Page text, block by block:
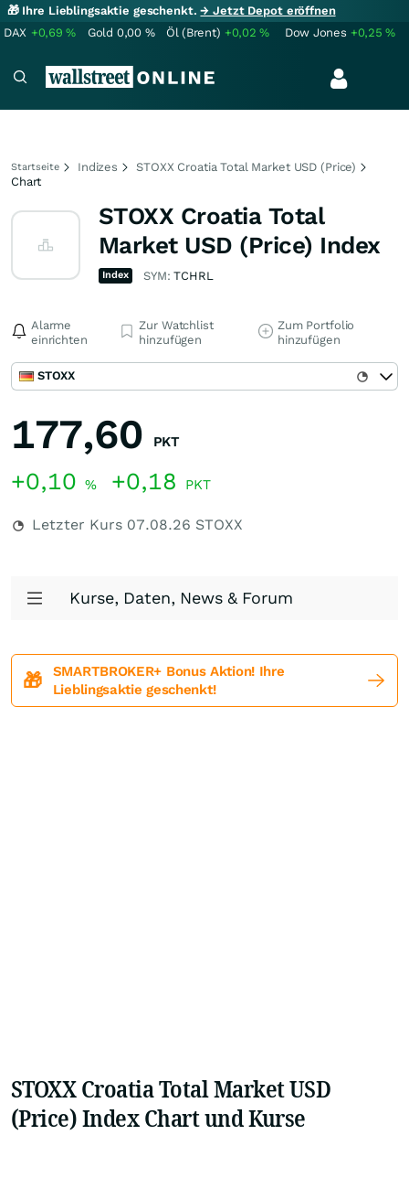
🎁 Ihre Lieblingsaktie geschenkt.→ Jetzt Depot eröffnen
DAX +0,69% Gold 0,00 % Öl (Brent) +0,02% Dow Jones +0,25%
Startseite Indizes
STOXX Croatia Total Market USD (Price)
Chart
STOXX Croatia Total
Market USD (Price) Index
Index SYM:TCHRL
Alarme
einrichten
Zur Watchlist
hinzufügen
Zum Portfolio
hinzufügen
STOXX
177,60 PKT
+0,10 % +0,18 PKT
Letzter Kurs 07.08.26 STOXX
Kurse, Daten, News & Forum
🎁
SMARTBROKER+ Bonus Aktion! Ihre
Lieblingsaktie geschenkt!
STOXX Croatia Total Market USD
(Price) Index Chart und Kurse